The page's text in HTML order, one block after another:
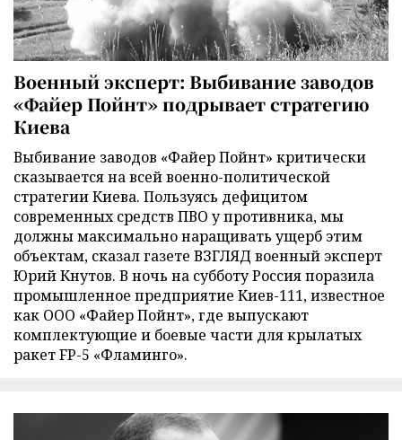
Военный эксперт: Выбивание заводов
«Файер Пойнт» подрывает стратегию
Киева
Выбивание заводов «Файер Пойнт» критически
сказывается на всей военно-политической
стратегии Киева. Пользуясь дефицитом
современных средств ПВО у противника, мы
должны максимально наращивать ущерб этим
объектам, сказал газете ВЗГЛЯД военный эксперт
Юрий Кнутов. В ночь на субботу Россия поразила
промышленное предприятие Киев-111, известное
как ООО «Файер Пойнт», где выпускают
комплектующие и боевые части для крылатых
ракет FP-5 «Фламинго».